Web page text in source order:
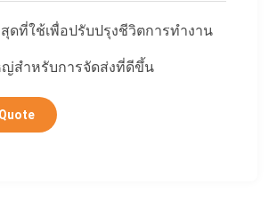
ดที่ใช้เพื่อปรับปรุงชีวิตการทำงาน
สำหรับการจัดส่งที่ดีขึ้น